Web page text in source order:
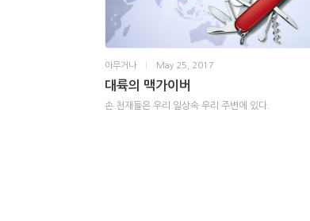
아무거나 May 25, 2017
대륙의 맥가이버
손 천재들은 우리 일상속 우리 주변에 있다.